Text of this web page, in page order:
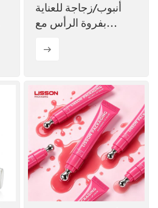
أنبوب/زجاجة للعناية
بفروة الرأس مع